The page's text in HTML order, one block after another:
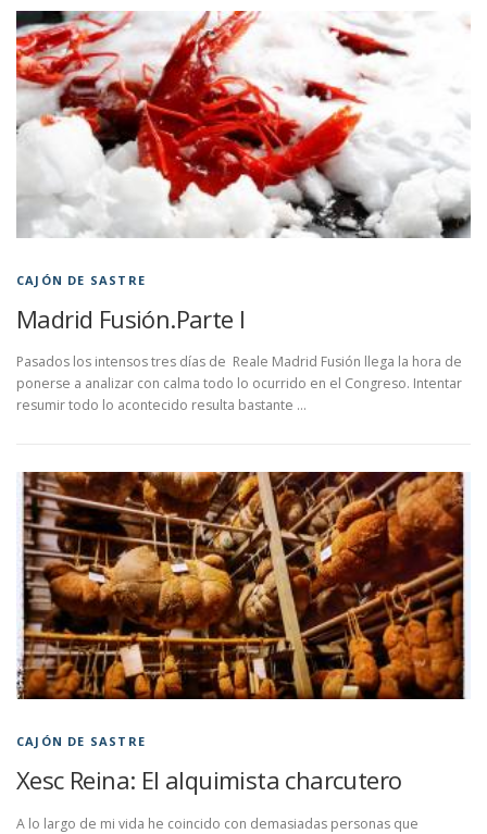
CAJÓN DE SASTRE
Madrid Fusión.Parte I
Pasados los intensos tres días de Reale Madrid Fusión llega la hora de
ponerse a analizar con calma todo lo ocurrido en el Congreso. Intentar
resumir todo lo acontecido resulta bastante …
CAJÓN DE SASTRE
Xesc Reina: El alquimista charcutero
A lo largo de mi vida he coincido con demasiadas personas que